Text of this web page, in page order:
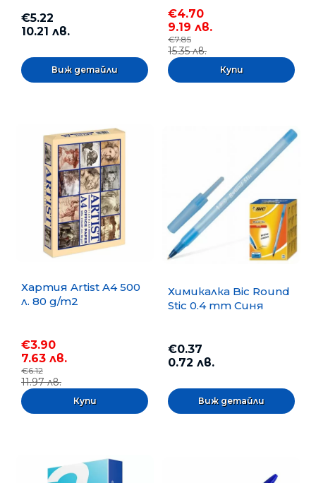
€5.22
10.21 лв.
Виж детайли
€4.70
9.19 лв.
€7.85
15.35 лв.
Хартия Artist A4 500
л. 80 g/m2
€3.90
7.63 лв.
€6.12
11.97 лв.
Химикалка Bic Round
Stic 0.4 mm Синя
€0.37
0.72 лв.
Виж детайли